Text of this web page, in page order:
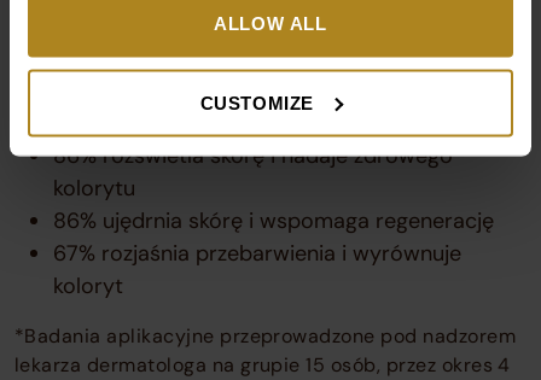
ALLOW ALL
CUSTOMIZE
Efekty potwierdzone badaniami*:
93% jedwabiście gładka skóra
86% rozświetla skórę i nadaje zdrowego
kolorytu
86% ujędrnia skórę i wspomaga regenerację
67% rozjaśnia przebarwienia i wyrównuje
koloryt
*Badania aplikacyjne przeprowadzone pod nadzorem
lekarza dermatologa na grupie 15 osób, przez okres 4